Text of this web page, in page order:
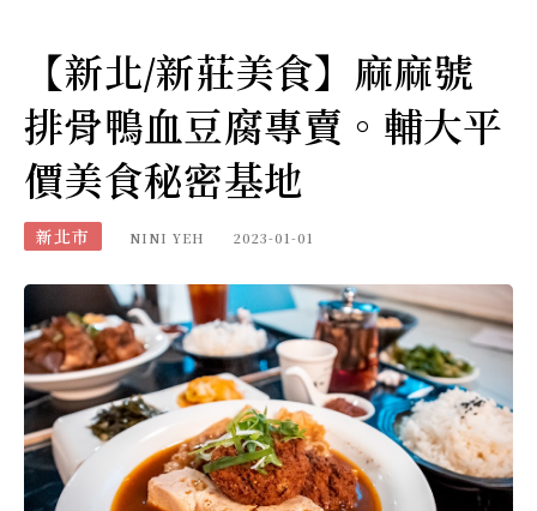
【新北/新莊美食】麻麻號
排骨鴨血豆腐專賣。輔大平
價美食秘密基地
新北市 NINI YEH 2023-01-01